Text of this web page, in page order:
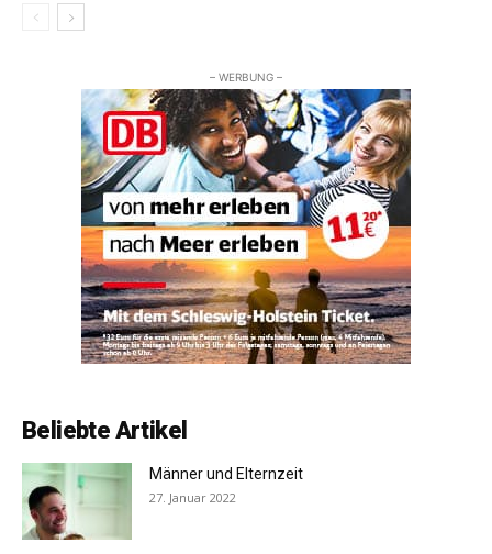
– WERBUNG –
Beliebte Artikel
Männer und Elternzeit
27. Januar 2022